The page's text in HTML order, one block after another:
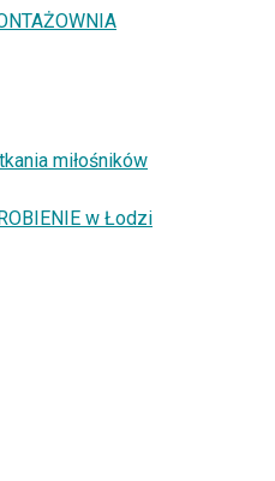
miłośników
w Łodzi